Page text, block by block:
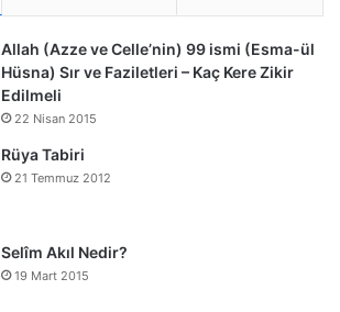
Allah (Azze ve Celle’nin) 99 ismi (Esma-ül
Hüsna) Sır ve Faziletleri – Kaç Kere Zikir
Edilmeli
22 Nisan 2015
Rüya Tabiri
21 Temmuz 2012
Selîm Akıl Nedir?
19 Mart 2015